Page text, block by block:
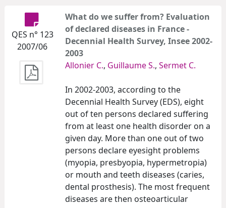
QES n° 123
2007/06
What do we suffer from? Evaluation
of declared diseases in France -
Decennial Health Survey, Insee 2002-
2003
Allonier C., Guillaume S., Sermet C.
In 2002-2003, according to the
Decennial Health Survey (EDS), eight
out of ten persons declared suffering
from at least one health disorder on a
given day. More than one out of two
persons declare eyesight problems
(myopia, presbyopia, hypermetropia)
or mouth and teeth diseases (caries,
dental prosthesis). The most frequent
diseases are then osteoarticular